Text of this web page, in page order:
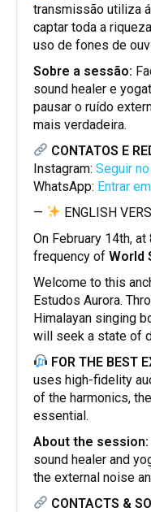
transmissão utiliza
captar toda a
uso de fones de
Sobre a sessão:
sound healer e
pausar o ruído
mais verdadeira.
CONTATOS E
Instagram: Seguir
WhatsApp: Entrar
—
ENGLISH
On February 14th,
frequency of World
Welcome to this
Estudos Aurora.
Himalayan singing
will seek a state of
FOR THE BEST
uses high-fidelity
of the harmonics,
essential.
About the session:
sound healer and
the external noise
CONTACTS &